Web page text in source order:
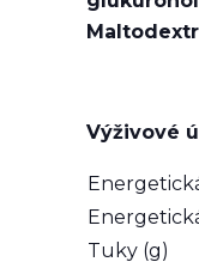
Výživové
Tuky (g)